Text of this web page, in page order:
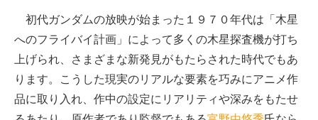
初代ガンダムの放映が始まった１９７０年代は「木星
へのフライバイ計画」によって多くの木星探査機が打ち
上げられ、さまざまな新発見がもたらされた時代でもあ
ります。こうした現実のリアルな要素を巧みにアニメ作
品に取り入れ、作中の設定にリアリティや深みをもたせ